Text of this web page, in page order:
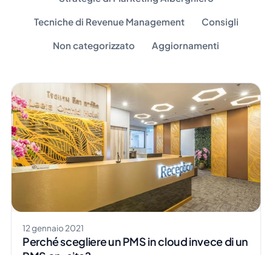
Tecniche di Revenue Management Consigli
Non categorizzato Aggiornamenti
12 gennaio 2021
Perché scegliere un PMS in cloud invece di un